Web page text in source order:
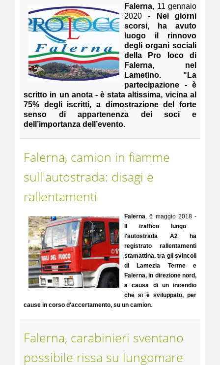
Falerna, 11 gennaio
2020 -
Nei giorni
scorsi, ha avuto
luogo il rinnovo
degli organi sociali
della Pro loco di
Falerna, nel
Lametino. "La
partecipazione - è
scritto in un anota - è stata altissima, vicina al
75% degli iscritti, a dimostrazione del forte
senso di appartenenza dei soci e
dell’importanza dell’evento.
Falerna, camion in fiamme
sull'autostrada: disagi e
rallentamenti
Falerna, 6 maggio 2018 -
Il traffico lungo
l'autostrada A2 ha
registrato rallentamenti
stamattina, tra gli svincoli
di Lamezia Terme e
Falerna, in direzione nord,
a causa di un incendio
che si è sviluppato, per
cause in corso d'accertamento, su un camion.
Falerna, carabinieri sventano
possibile rissa su lungomare